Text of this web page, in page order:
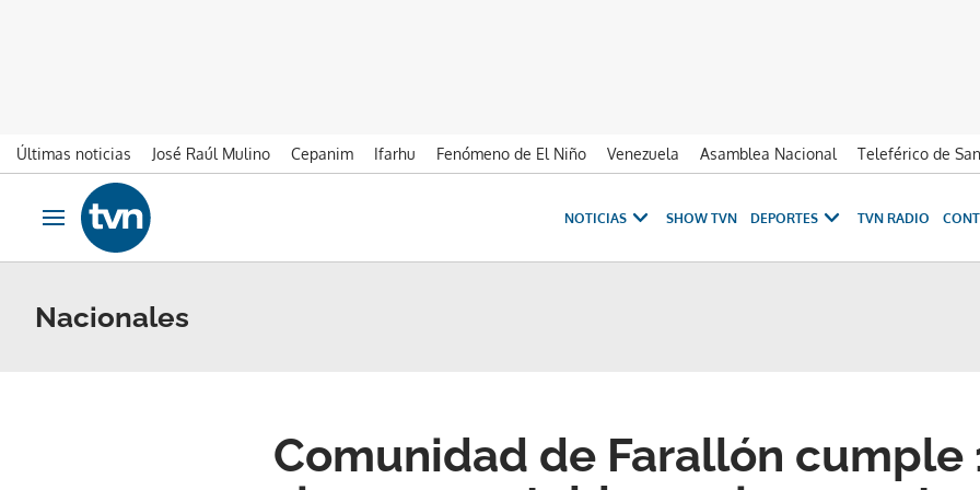
Últimas noticias José Raúl Mulino Cepanim Ifarhu Fenómeno de El Niño Venezuela Asamblea Nacional Teleférico de
Ir al contenido
Obrir navegació
NOTICIAS SHOW TVN DEPORTES TVN RADIO
Nacionales
Comunidad de Farallón cumple